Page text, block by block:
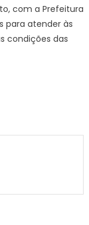
com a Prefeitura
para atender às
condições das